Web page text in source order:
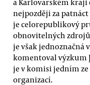
nejpozději za
je celorepublikový
obnovitelných
je však jednoznačná
komentoval výzkum
je v komisi jedním
organizací.